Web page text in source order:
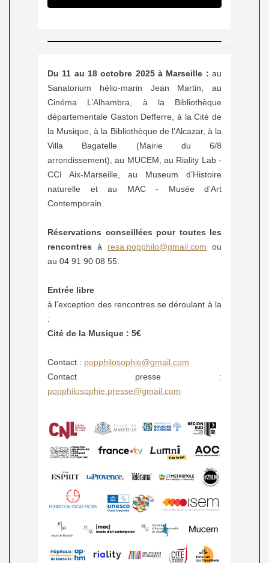
Du 11 au 18 octobre 2025 à Marseille : au
Sanatorium hélio-marin Jean Martin, au
Cinéma L’Alhambra, à la Bibliothèque
départementale Gaston Defferre, à la Cité de
la Musique, à la Bibliothèque de l’Alcazar, à la
Villa Bagatelle (Mairie du 6/8
arrondissement), au MUCEM, au Riality Lab -
CCI Aix-Marseille, au Museum d’Histoire
naturelle et au MAC - Musée d’Art
Contemporain.
Réservations conseillées pour toutes les
rencontres à resa.popphilo@gmail.com ou
au 04 91 90 08 55.
Entrée libre
à l’exception des rencontres se déroulant à la
:
Cité de la Musique : 5€
Contact : popphilosophie@gmail.com
Contact presse :
popphilosophie.presse@gmail.com